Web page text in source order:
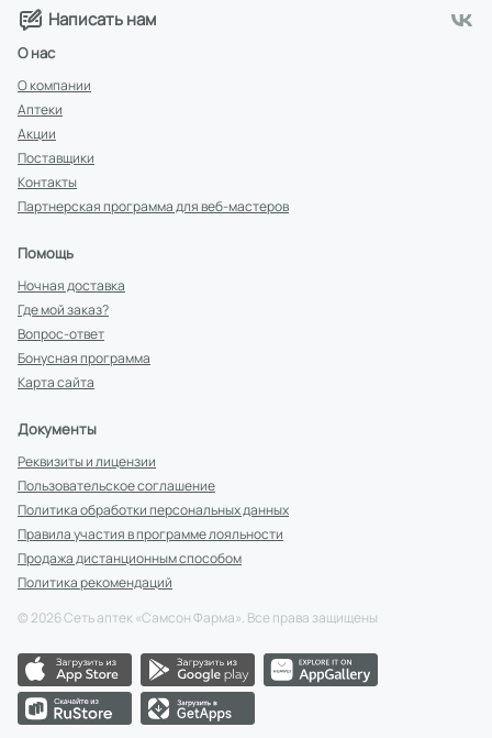
Написать нам
О нас
О компании
Аптеки
Акции
Поставщики
Контакты
Партнерская программа для веб-мастеров
Помощь
Ночная доставка
Где мой заказ?
Вопрос-ответ
Бонусная программа
Карта сайта
Документы
Реквизиты и лицензии
Пользовательское соглашение
Политика обработки персональных данных
Правила участия в программе лояльности
Продажа дистанционным способом
Политика рекомендаций
© 2026Сеть аптек «Самсон Фарма». Все права защищены